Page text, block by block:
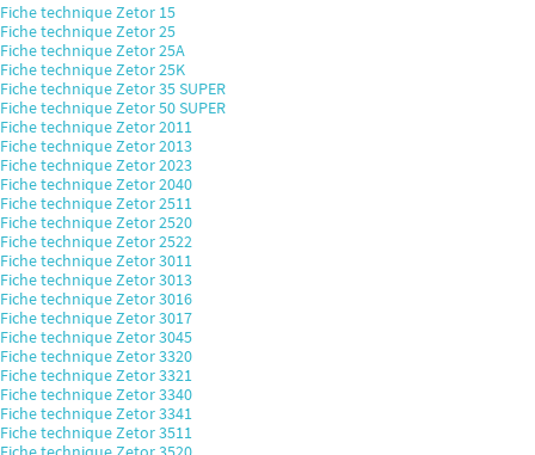
Fiche technique Zetor 15
Fiche technique Zetor 25
Fiche technique Zetor 25A
Fiche technique Zetor 25K
Fiche technique Zetor 35 SUPER
Fiche technique Zetor 50 SUPER
Fiche technique Zetor 2011
Fiche technique Zetor 2013
Fiche technique Zetor 2023
Fiche technique Zetor 2040
Fiche technique Zetor 2511
Fiche technique Zetor 2520
Fiche technique Zetor 2522
Fiche technique Zetor 3011
Fiche technique Zetor 3013
Fiche technique Zetor 3016
Fiche technique Zetor 3017
Fiche technique Zetor 3045
Fiche technique Zetor 3320
Fiche technique Zetor 3321
Fiche technique Zetor 3340
Fiche technique Zetor 3341
Fiche technique Zetor 3511